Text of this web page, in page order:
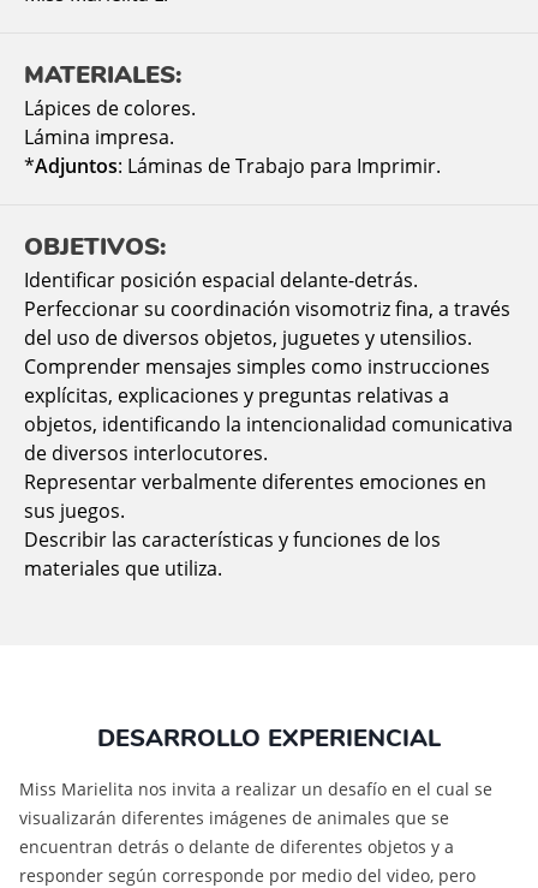
MATERIALES:
Lápices de colores.
Lámina impresa.
*Adjuntos: Láminas de Trabajo para Imprimir.
OBJETIVOS:
Identificar posición espacial delante-detrás.
Perfeccionar su coordinación visomotriz fina, a través
del uso de diversos objetos, juguetes y utensilios.
Comprender mensajes simples como instrucciones
explícitas, explicaciones y preguntas relativas a
objetos, identificando la intencionalidad comunicativa
de diversos interlocutores.
Representar verbalmente diferentes emociones en
sus juegos.
Describir las características y funciones de los
materiales que utiliza.
DESARROLLO EXPERIENCIAL
Miss Marielita nos invita a realizar un desafío en el cual se
visualizarán diferentes imágenes de animales que se
encuentran detrás o delante de diferentes objetos y a
responder según corresponde por medio del video, pero